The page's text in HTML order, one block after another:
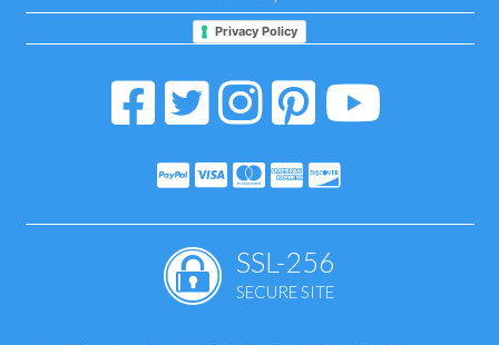
Privacy Policy
SSL-256
SECURE SITE